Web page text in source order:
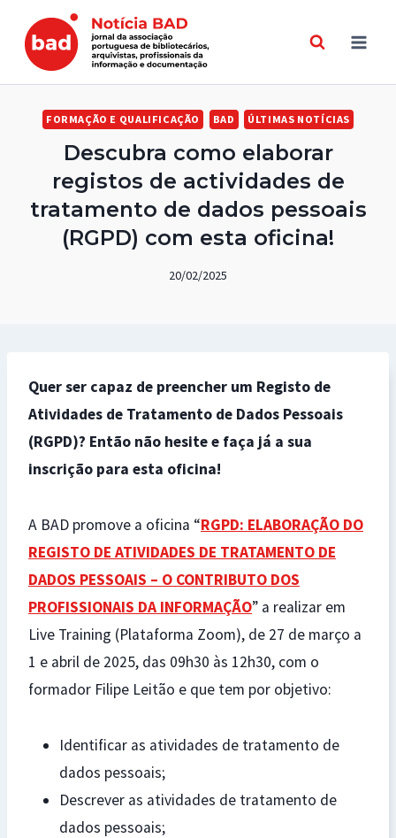
content
FORMAÇÃO E QUALIFICAÇÃO BAD ÚLTIMAS NOTÍCIAS
Descubra como elaborar
registos de actividades de
tratamento de dados pessoais
(RGPD) com esta oficina!
20/02/2025
Quer ser capaz de preencher um Registo de
Atividades de Tratamento de Dados Pessoais
(RGPD)? Então não hesite e faça já a sua
inscrição para esta oficina!
A BAD promove a oficina “RGPD: ELABORAÇÃO DO
REGISTO DE ATIVIDADES DE TRATAMENTO DE
DADOS PESSOAIS – O CONTRIBUTO DOS
PROFISSIONAIS DA INFORMAÇÃO” a realizar em
Live Training (Plataforma Zoom), de 27 de março a
1 e abril de 2025, das 09h30 às 12h30, com o
formador Filipe Leitão e que tem por objetivo:
Identificar as atividades de tratamento de
dados pessoais;
Descrever as atividades de tratamento de
dados pessoais;